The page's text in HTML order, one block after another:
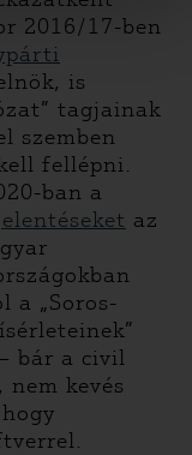
2016/17-ben
is
tagjainak
szemben
fellépni.
ban a
az
a „Soros-
bár a civil
kevés